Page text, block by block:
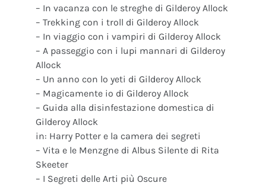
– In vacanza con le streghe di Gilderoy Allock
– Trekking con i troll di Gilderoy Allock
– In viaggio con i vampiri di Gilderoy Allock
– A passeggio con i lupi mannari di Gilderoy
Allock
– Un anno con lo yeti di Gilderoy Allock
– Magicamente io di Gilderoy Allock
– Guida alla disinfestazione domestica di
Gilderoy Allock
in: Harry Potter e la camera dei segreti
– Vita e le Menzgne di Albus Silente di Rita
Skeeter
– I Segreti delle Arti più Oscure